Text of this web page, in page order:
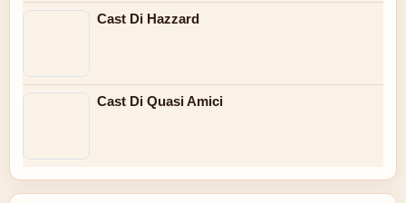
Cast Di Hazzard
Cast Di Quasi Amici